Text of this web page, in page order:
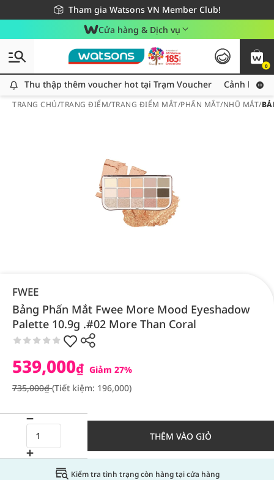
Tham gia Watsons VN Member Club!
Miễn phí giao hàng cho đơn hàng từ 249,000Đ
Giao hàng nhanh 24h - Áp dụng khu vực TP. Hồ Chí Minh
Cửa hàng & Dịch vụ
0
Thu thập thêm voucher hot tại Trạm Voucher
Thu thập thêm voucher hot tại Trạm Voucher Cảnh báo
TRANG CHỦ/TRANG ĐIỂM/TRANG ĐIỂM MẮT/PHẤN MẮT/NHŨ MẮT/
FWEE
Bảng Phấn Mắt Fwee More Mood Eyeshadow
Palette 10.9g .#02 More Than Coral
539,000₫ Giảm 27%
735,000₫(Tiết kiệm: 196,000)
THÊM VÀO GIỎ
Kiểm tra tình trạng còn hàng tại cửa hàng